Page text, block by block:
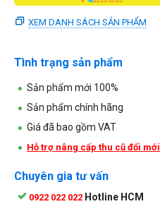
XEM DANH SÁCH SẢN PHẨM
Tình trạng sản phẩm
Sản phẩm mới 100%
Sản phẩm chính hãng
Giá đã bao gồm VAT
Hỗ trợ nâng cấp thu cũ đổi mới
Chuyên gia tư vấn
0922 022 022 Hotline HCM